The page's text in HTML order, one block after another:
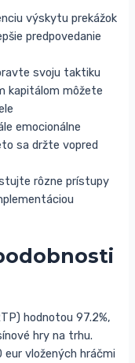
výskytu prekážok
predpovedanie
svoju taktiku
kapitálom môžete
emocionálne
sa držte vopred
rôzne prístupy
hodnotou 97.2%,
hry na trhu.
eur vložených hráčmi